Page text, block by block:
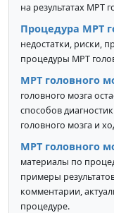
на результатах МРТ
Процедура МРТ
недостатки, риски,
процедуры МРТ
МРТ головного
головного мозга
способов
головного мозга и
МРТ головного
материалы по
примеры
комментарии,
процедуре.